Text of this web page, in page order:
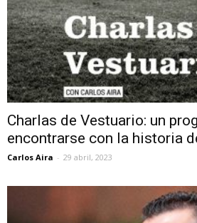
Charlas de Vestuario: un
encontrarse con la historia
Carlos Aira - 29 abril, 2023